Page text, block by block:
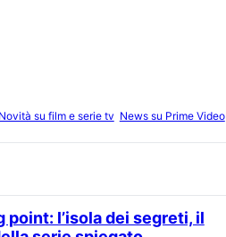
Novità su film e serie tv News su Prime Video